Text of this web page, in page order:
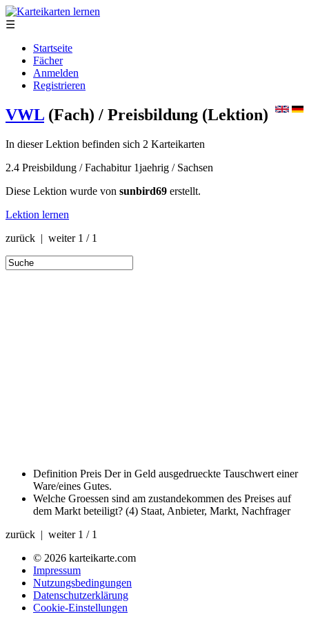
☰
Startseite
Fächer
Anmelden
Registrieren
VWL (Fach) / Preisbildung (Lektion)
In dieser Lektion befinden sich 2 Karteikarten
2.4 Preisbildung / Fachabitur 1jaehrig / Sachsen
Diese Lektion wurde von sunbird69 erstellt.
Lektion lernen
zurück | weiter 1 / 1
Definition Preis Der in Geld ausgedrueckte Tauschwert einer
Ware/eines Gutes.
Welche Groessen sind am zustandekommen des Preises auf
dem Markt beteiligt? (4) Staat, Anbieter, Markt, Nachfrager
zurück | weiter 1 / 1
© 2026 karteikarte.com
Impressum
Nutzungsbedingungen
Datenschutzerklärung
Cookie-Einstellungen